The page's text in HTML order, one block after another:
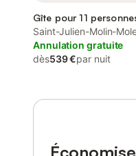
Gîte pour 11
Saint-Julien-Molin-
Régional du Pilat
Annulation gratuite
dès539 €par nuit